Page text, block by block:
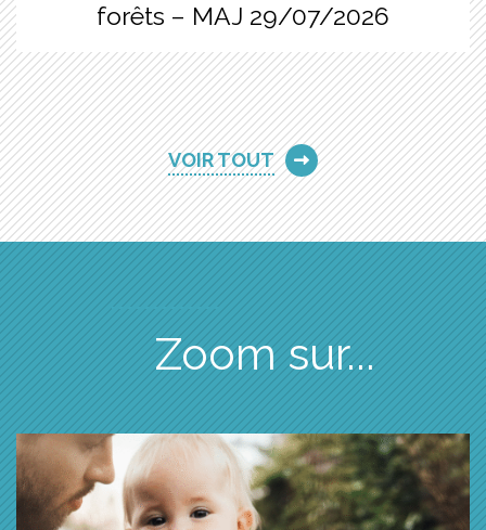
forêts – MAJ 29/07/2026
VOIR TOUT
Zoom sur...